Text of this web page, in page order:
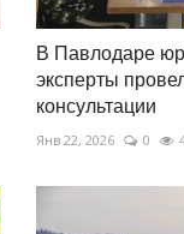
В Павлодаре
эксперты
консультации
Янв 22, 2026 0